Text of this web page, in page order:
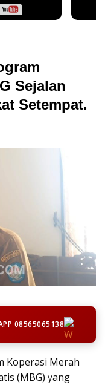
Sejalan
Setempat.
08565065138
Koperasi Merah
(MBG) yang